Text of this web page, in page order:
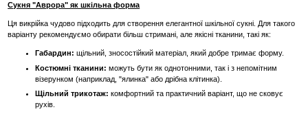
Сукня "Аврора" як шкільна форма
Ця викрійка чудово підходить для створення елегантної шкільної сукні. Для такого
варіанту рекомендуємо обирати більш стримані, але якісні тканини, такі як:
Габардин: щільний, зносостійкий матеріал, який добре тримає форму.
Костюмні тканини: можуть бути як однотонними, так і з непомітним
візерунком (наприклад, "ялинка" або дрібна клітинка).
Щільний трикотаж: комфортний та практичний варіант, що не сковує
рухів.